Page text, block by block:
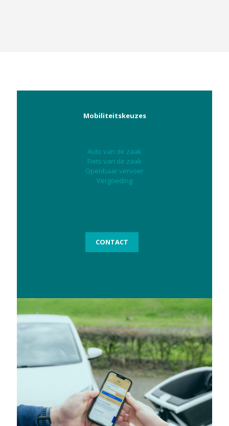
Mobiliteitskeuzes
Auto van de zaak
Fiets van de zaak
Openbaar vervoer
Vergoeding
CONTACT